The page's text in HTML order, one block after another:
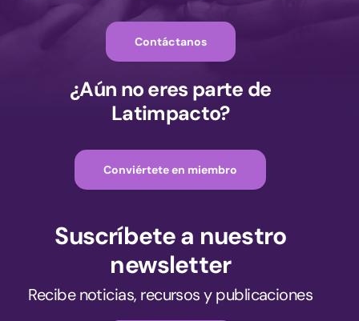
Contáctanos
¿Aún no eres parte de
Latimpacto?
Conviértete en miembro
Suscríbete a nuestro
newsletter
Recibe noticias, recursos y publicaciones